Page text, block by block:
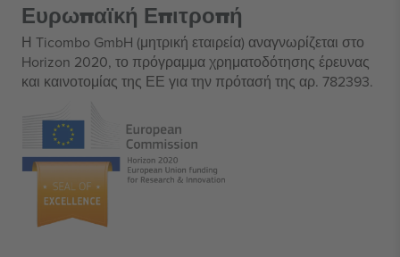
Ευρωπαϊκή Επιτροπή
Η Ticombo GmbH (μητρική εταιρεία) αναγνωρίζεται στο
Horizon 2020, το πρόγραμμα χρηματοδότησης έρευνας
και καινοτομίας της ΕΕ για την πρότασή της αρ. 782393.